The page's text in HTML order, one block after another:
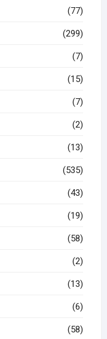
(77)
(299)
(7)
(15)
(7)
(2)
(13)
(535)
(43)
(19)
(58)
(2)
(13)
(6)
(58)